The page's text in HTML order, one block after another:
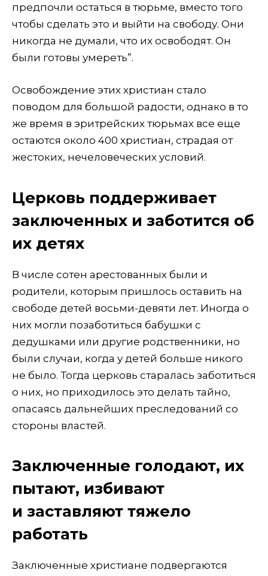
предпочли остаться в тюрьме, вместо того
чтобы сделать это и выйти на свободу. Они
никогда не думали, что их освободят. Он
были готовы умереть”.
Освобождение этих христиан стало
поводом для большой радости, однако в то
же время в эритрейских тюрьмах все еще
остаются около 400 христиан, страдая от
жестоких, нечеловеческих условий.
Церковь поддерживает
заключенных и заботится об
их детях
В числе сотен арестованных были и
родители, которым пришлось оставить на
свободе детей восьми-­девяти лет. Иногда о
них могли позаботиться бабушки с
дедушками или другие родственники, но
были случаи, когда у детей больше никого
не было. Тогда церковь старалась заботиться
о них, но приходилось это делать тайно,
опасаясь дальнейших преследований со
стороны властей.
Заключенные голодают, их
пытают, избивают
и заставляют тяжело
работать
Заключенные христиане подвергаются